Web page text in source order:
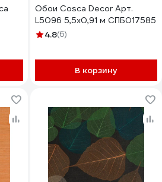
Обои Cosca Decor Арт.
L5096 5,5x0,91 м СПБ017585
4.8(6)
В корзину